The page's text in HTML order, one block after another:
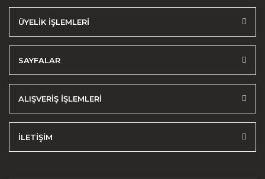
ÜYELİK İŞLEMLERİ
SAYFALAR
ALIŞVERİŞ İŞLEMLERİ
İLETİŞİM